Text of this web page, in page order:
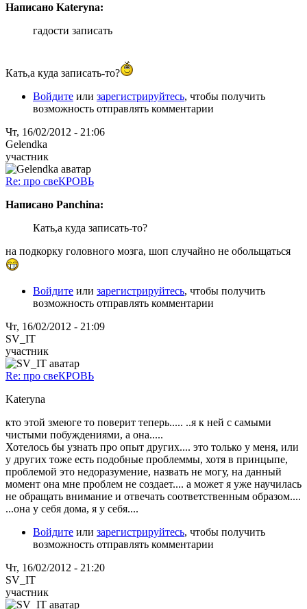
Написано Kateryna:
гадости записать
Кать,а куда записать-то?
Войдите или зарегистрируйтесь, чтобы получить
возможность отправлять комментарии
Чт, 16/02/2012 - 21:06
Gelendka
участник
Re: про свеКРОВЬ
Написано Panchina:
Кать,а куда записать-то?
на подкорку головного мозга, шоп случайно не обольщаться
Войдите или зарегистрируйтесь, чтобы получить
возможность отправлять комментарии
Чт, 16/02/2012 - 21:09
SV_IT
участник
Re: про свеКРОВЬ
Kateryna
кто этой змеюге то поверит теперь..... ..я к ней с самыми
чистыми побуждениями, а она.....
Хотелось бы узнать про опыт других.... это только у меня, или
у других тоже есть подобные проблеммы, хотя в принцыпе,
проблемой это недоразумение, назвать не могу, на данный
момент она мне проблем не создает.... а может я уже научилась
не обращать внимание и отвечать соответственным образом....
...она у себя дома, я у себя....
Войдите или зарегистрируйтесь, чтобы получить
возможность отправлять комментарии
Чт, 16/02/2012 - 21:20
SV_IT
участник